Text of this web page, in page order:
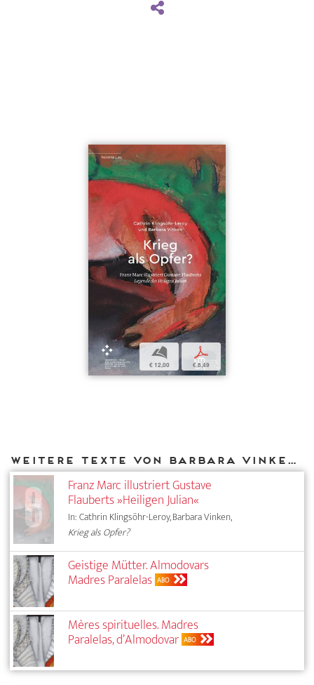
b
€ 12,00
p
€ 8,49
Weitere Texte von Barbara Vinken bei DIAPHANES
Franz Marc illustriert Gustave
Flauberts »Heiligen Julian«
In: Cathrin Klingsöhr-Leroy, Barbara Vinken,
Krieg als Opfer?
Geistige Mütter. Almodovars
Madres Paralelas ABO
Mères spirituelles. Madres
Paralelas, d’AlmodovarABO